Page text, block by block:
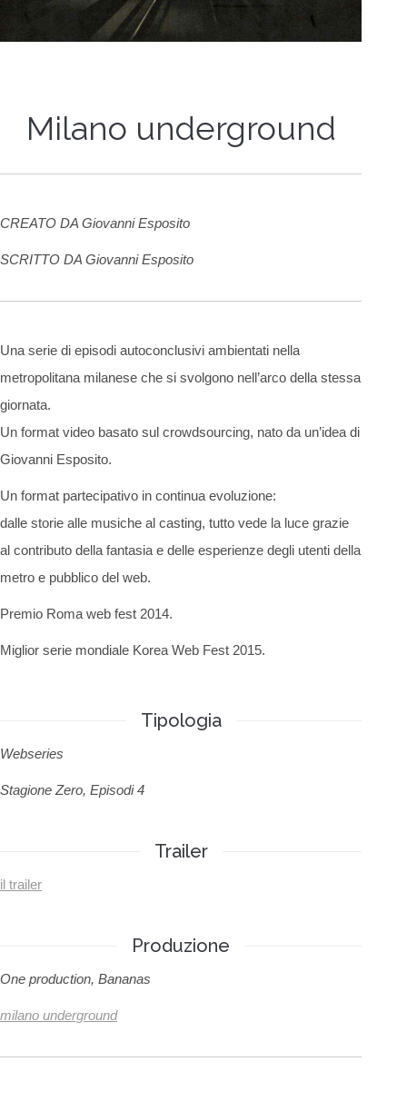
Milano underground
CREATO DA Giovanni Esposito
SCRITTO DA Giovanni Esposito
Una serie di episodi autoconclusivi ambientati nella
metropolitana milanese che si svolgono nell’arco della stessa
giornata.
Un format video basato sul crowdsourcing, nato da un’idea di
Giovanni Esposito.
Un format partecipativo in continua evoluzione:
dalle storie alle musiche al casting, tutto vede la luce grazie
al contributo della fantasia e delle esperienze degli utenti della
metro e pubblico del web.
Premio Roma web fest 2014.
Miglior serie mondiale Korea Web Fest 2015.
Tipologia
Webseries
Stagione Zero, Episodi 4
Trailer
il trailer
Produzione
One production, Bananas
milano underground